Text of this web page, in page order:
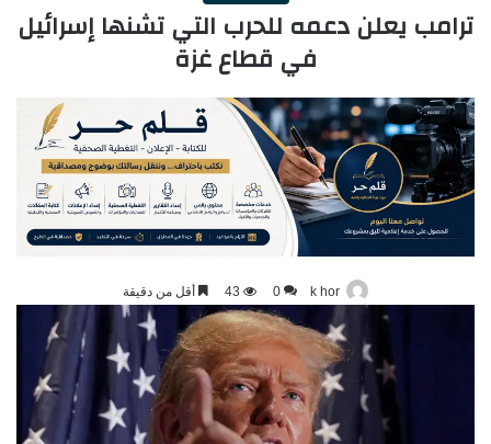
ترامب يعلن دعمه للحرب التي تشنها إسرائيل
في قطاع غزة
k hor
0
43 أقل من دقيقة